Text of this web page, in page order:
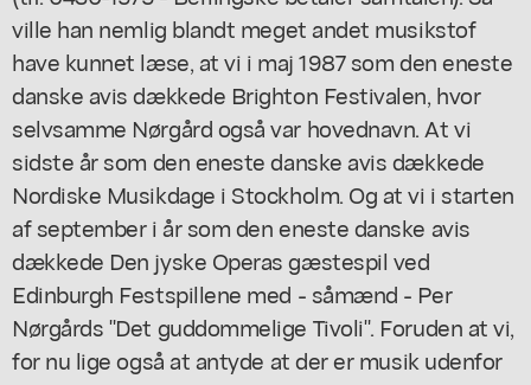
ville han nemlig blandt meget andet musikstof
have kunnet læse, at vi i maj 1987 som den eneste
danske avis dækkede Brighton Festivalen, hvor
selvsamme Nørgård også var hovednavn. At vi
sidste år som den eneste danske avis dækkede
Nordiske Musikdage i Stockholm. Og at vi i starten
af september i år som den eneste danske avis
dækkede Den jyske Operas gæstespil ved
Edinburgh Festspillene med - såmænd - Per
Nørgårds "Det guddommelige Tivoli". Foruden at vi,
for nu lige også at antyde at der er musik udenfor